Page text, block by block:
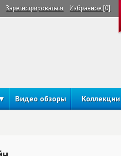
Зарегистрироваться Избранное [0]
Видео обзоры Коллекции